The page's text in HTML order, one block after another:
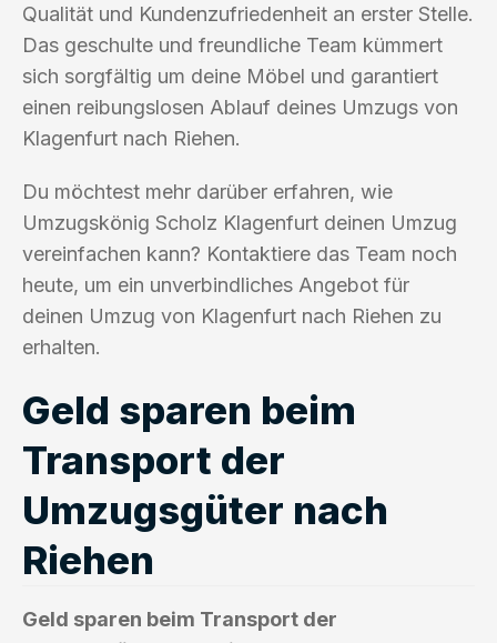
Qualität und Kundenzufriedenheit an erster Stelle.
Das geschulte und freundliche Team kümmert
sich sorgfältig um deine Möbel und garantiert
einen reibungslosen Ablauf deines Umzugs von
Klagenfurt nach Riehen.
Du möchtest mehr darüber erfahren, wie
Umzugskönig Scholz Klagenfurt deinen Umzug
vereinfachen kann? Kontaktiere das Team noch
heute, um ein unverbindliches Angebot für
deinen Umzug von Klagenfurt nach Riehen zu
erhalten.
Geld sparen beim
Transport der
Umzugsgüter nach
Riehen
Geld sparen beim Transport der